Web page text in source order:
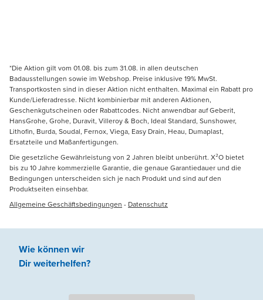
*Die Aktion gilt vom 01.08. bis zum 31.08. in allen deutschen
Badausstellungen sowie im Webshop. Preise inklusive 19% MwSt.
Transportkosten sind in dieser Aktion nicht enthalten. Maximal ein Rabatt pro
Kunde/Lieferadresse. Nicht kombinierbar mit anderen Aktionen,
Geschenkgutscheinen oder Rabattcodes. Nicht anwendbar auf Geberit,
HansGrohe, Grohe, Duravit, Villeroy & Boch, Ideal Standard, Sunshower,
Lithofin, Burda, Soudal, Fernox, Viega, Easy Drain, Heau, Dumaplast,
Ersatzteile und Maßanfertigungen.
Die gesetzliche Gewährleistung von 2 Jahren bleibt unberührt. X²O bietet
bis zu 10 Jahre kommerzielle Garantie, die genaue Garantiedauer und die
Bedingungen unterscheiden sich je nach Produkt und sind auf den
Produktseiten einsehbar.
Allgemeine Geschäftsbedingungen - Datenschutz
Wie können wir
Dir weiterhelfen?